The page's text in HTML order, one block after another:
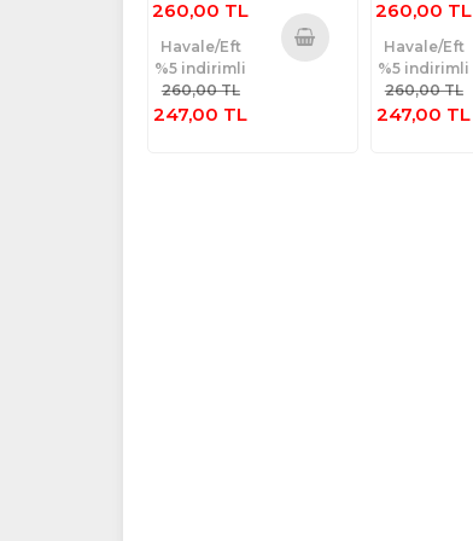
260,00 TL
Havale/Eft
%5 indirimli
260,00 TL
247,00 TL
260,00 TL
Havale/Eft
%5 indirimli
260,00 TL
247,00 TL